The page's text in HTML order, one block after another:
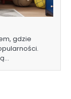
gdzie